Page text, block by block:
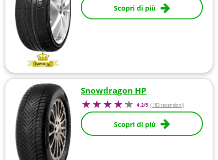
Scopri di più
Snowdragon HP
4,2/5 (183 recensioni)
Scopri di più